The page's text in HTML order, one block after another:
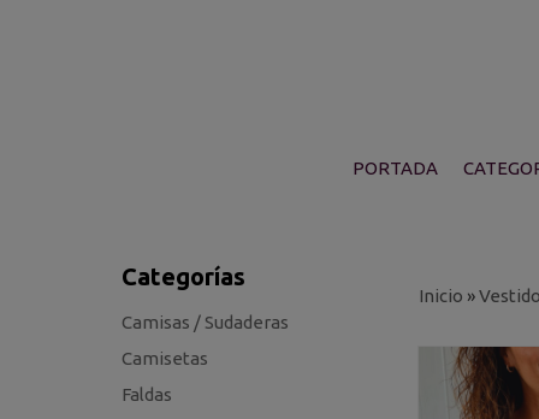
PORTADA
Categorías
Camisas / Sudaderas
Camisetas
Faldas
Inicio »